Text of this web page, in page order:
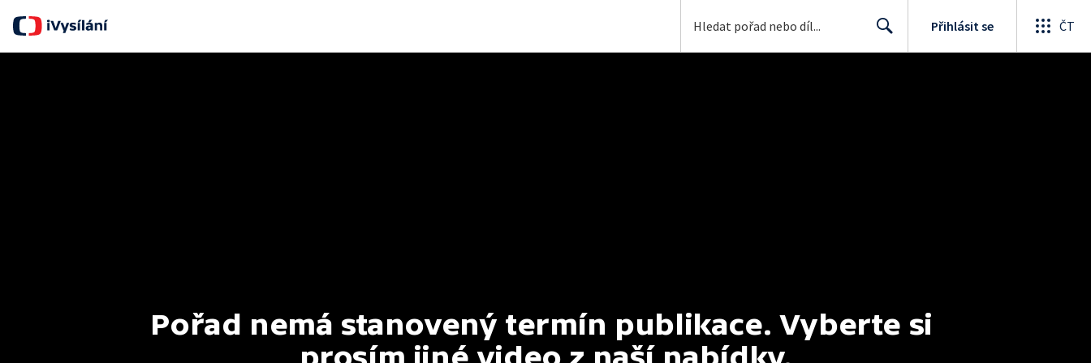
Přihlásit se ČT
Pořad nemá stanovený termín publikace. Vyberte si